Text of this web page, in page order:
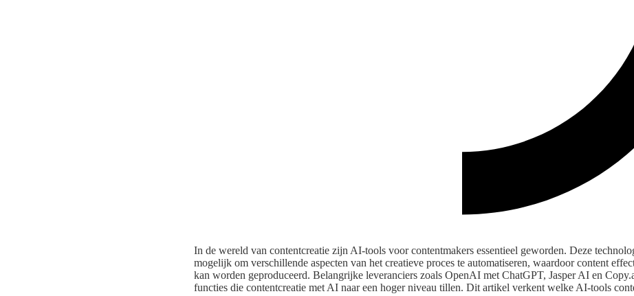
In de wereld van contentcreatie zijn AI-tools voor contentmakers essentieel geworden. Deze
mogelijk om verschillende aspecten van het creatieve proces te automatiseren, waardoor content
kan worden geproduceerd. Belangrijke leveranciers zoals OpenAI met ChatGPT, Jasper AI en
functies die contentcreatie met AI naar een hoger niveau tillen. Dit artikel verkent welke AI-tools